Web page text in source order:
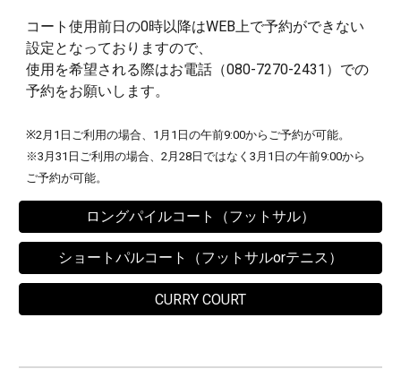
コート使用前日の0時以降はWEB上で予約ができない
設定となっておりますので、
使用を希望される際はお電話（080-7270-2431 ）での
予約をお願いします。
※2月1日ご利用の場合、1月1日の午前9:00からご予約が可能。
※3月31日ご利用の場合、2月28日ではなく3月1日の午前9:00から
ご予約が可能。
ロングパイルコート（フットサル）
ショートパルコート（フットサルorテニス）
CURRY COURT